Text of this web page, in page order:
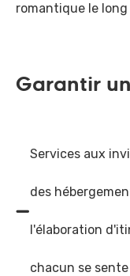
romantique le long
Garantir
Services aux
des
l'élaboration
chacun se